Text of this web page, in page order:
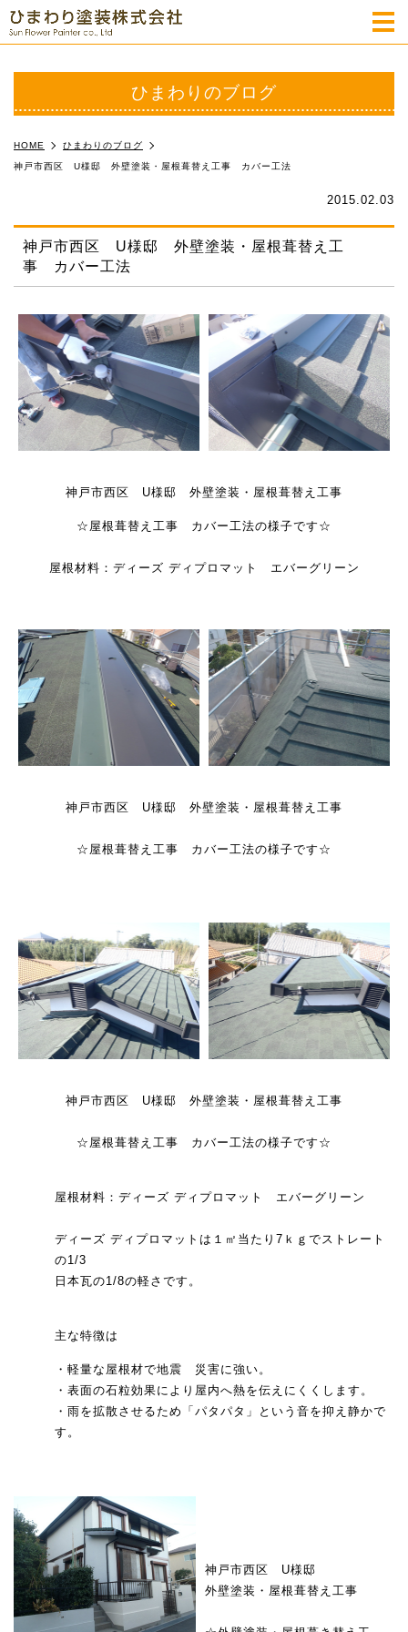
ひまわりのブログ
HOME ひまわりのブログ
神戸市西区 U様邸 外壁塗装・屋根葺替え工事 カバー工法
2015.02.03
神戸市西区 U様邸 外壁塗装・屋根葺替え工
事 カバー工法
神戸市西区 U様邸 外壁塗装・屋根葺替え工事
☆屋根葺替え工事 カバー工法の様子です☆
屋根材料：ディーズ ディプロマット エバーグリーン
神戸市西区 U様邸 外壁塗装・屋根葺替え工事
☆屋根葺替え工事 カバー工法の様子です☆
神戸市西区 U様邸 外壁塗装・屋根葺替え工事
☆屋根葺替え工事 カバー工法の様子です☆
屋根材料：ディーズ ディプロマット エバーグリーン
ディーズ ディプロマットは１㎡当たり7ｋｇでストレート
の1/3
日本瓦の1/8の軽さです。
主な特徴は
・軽量な屋根材で地震 災害に強い。
・表面の石粒効果により屋内へ熱を伝えにくくします。
・雨を拡散させるため「パタパタ」という音を抑え静かで
す。
神戸市西区 U様邸
外壁塗装・屋根葺替え工事